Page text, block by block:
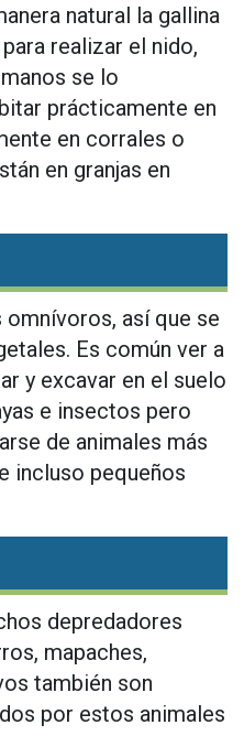
natural la gallina
realizar el nido,
se lo
prácticamente en
en corrales o
en granjas en
así que se
Es común ver a
y excavar en el suelo
e insectos pero
de animales más
incluso pequeños
depredadores
mapaches,
también son
por estos animales